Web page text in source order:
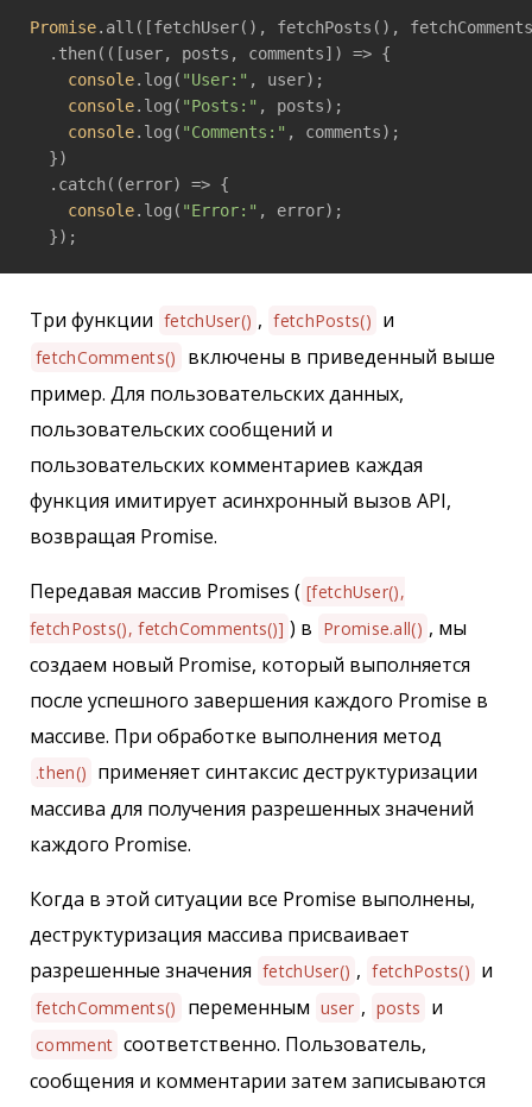
Promise.all([fetchUser(), fetchPosts(),
  .then(
( [user, posts, comments] ) => {
console.log( "User:" , user);
console.log( "Posts:" , posts);
console.log( "Comments:" , comments);
  })
  .catch(
(error) => {
console.log( "Error:" , error);
  });
Три функции fetchUser() , fetchPosts() и
fetchComments()
включены в приведенный выше
пример. Для пользовательских данных,
пользовательских сообщений и
пользовательских комментариев каждая
функция имитирует асинхронный вызов API,
возвращая Promise.
Передавая массив Promises ( [fetchUser(),
fetchPosts(), fetchComments()] ) в Promise.all() , мы
создаем новый Promise, который выполняется
после успешного завершения каждого Promise в
массиве. При обработке выполнения метод
.then() применяет синтаксис деструктуризации
массива для получения разрешенных значений
каждого Promise.
Когда в этой ситуации все Promise выполнены,
деструктуризация массива присваивает
разрешенные значения fetchUser() , fetchPosts() и
fetchComments() переменным user , posts и
comment соответственно. Пользователь,
сообщения и комментарии затем записываются